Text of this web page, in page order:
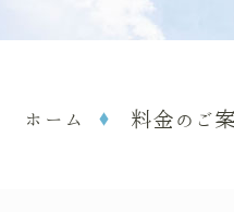
ホーム 料金のご